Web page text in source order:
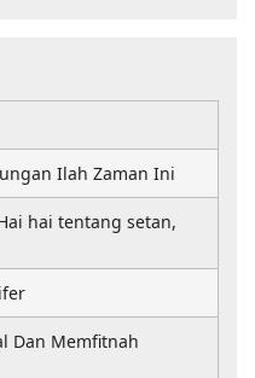
Ilah Zaman Ini
hai tentang setan,
Dan Memfitnah